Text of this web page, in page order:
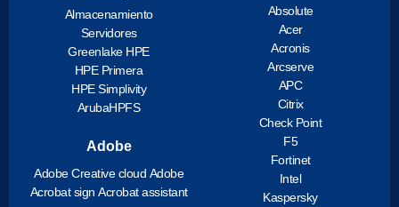
Almacenamiento
Servidores
Greenlake HPE
HPE Primera
HPE Simplivity
ArubaHPFS
Adobe
Adobe Creative cloud Adobe
Acrobat sign Acrobat assistant
Absolute
Acer
Acronis
Arcserve
APC
Citrix
Check Point
F5
Fortinet
Intel
Kaspersky